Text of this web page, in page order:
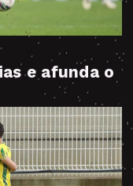
e afunda o